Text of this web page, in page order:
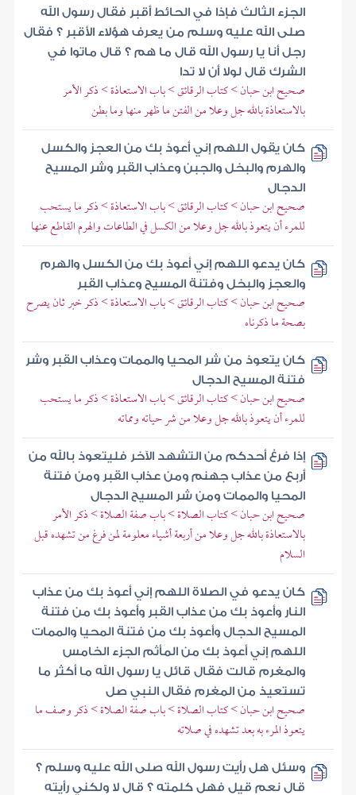
الجزء الثالث فإذا في الحائط أقبر فقال رسول الله
صلى الله عليه وسلم من يعرف هؤلاء الأقبر ؟ فقال
رجل أنا يا رسول الله قال ما هم ؟ قال ماتوا في
الشرك قال لولا أن لا تدا
صحيح ابن حبان > كتاب الرقائق > باب الاستعاذة > ذكر الأمر
بالاستعاذة بالله جل وعلا من الفتن ما ظهر منها وما بطن
كان يقول اللهم إني أعوذ بك من العجز والكسل
والهرم والبخل والجبن وعذاب القبر وشر المسيح
الدجال
صحيح ابن حبان > كتاب الرقائق > باب الاستعاذة > ذكر ما يستحب
للمرء أن يتعوذ بالله جل وعلا من الكسل في الطاعات والهرم القاطع عنها
كان يدعو اللهم إني أعوذ بك من الكسل والهرم
والعجز والبخل وفتنة المسيح وعذاب القبر
صحيح ابن حبان > كتاب الرقائق > باب الاستعاذة > ذكر خبر ثان يصرح
بصحة ما ذكرناه
كان يتعوذ من شر المحيا والممات وعذاب القبر وشر
فتنة المسيح الدجال
صحيح ابن حبان > كتاب الرقائق > باب الاستعاذة > ذكر ما يستحب
للمرء أن يتعوذ بالله جل وعلا من شر حياته ومماته
إذا فرغ أحدكم من التشهد الآخر فليتعوذ بالله من
أربع من عذاب جهنم ومن عذاب القبر ومن فتنة
المحيا والممات ومن شر المسيح الدجال
صحيح ابن حبان > كتاب الصلاة > باب صفة الصلاة > ذكر الأمر
بالاستعاذة بالله جل وعلا من أربعة أشياء معلومة لمن فرغ من تشهده قبل
السلام
كان يدعو في الصلاة اللهم إني أعوذ بك من عذاب
النار وأعوذ بك من عذاب القبر وأعوذ بك من فتنة
المسيح الدجال وأعوذ بك من فتنة المحيا والممات
اللهم إني أعوذ بك من المأثم الجزء الخامس
والمغرم قالت فقال قائل يا رسول الله ما أكثر ما
تستعيذ من المغرم فقال النبي صل
صحيح ابن حبان > كتاب الصلاة > باب صفة الصلاة > ذكر وصف ما
يتعوذ المرء به بعد تشهده في صلاته
وسئل هل رأيت رسول الله صلى الله عليه وسلم ؟
قال نعم قيل فهل كلمته ؟ قال لا ولكني رأيته